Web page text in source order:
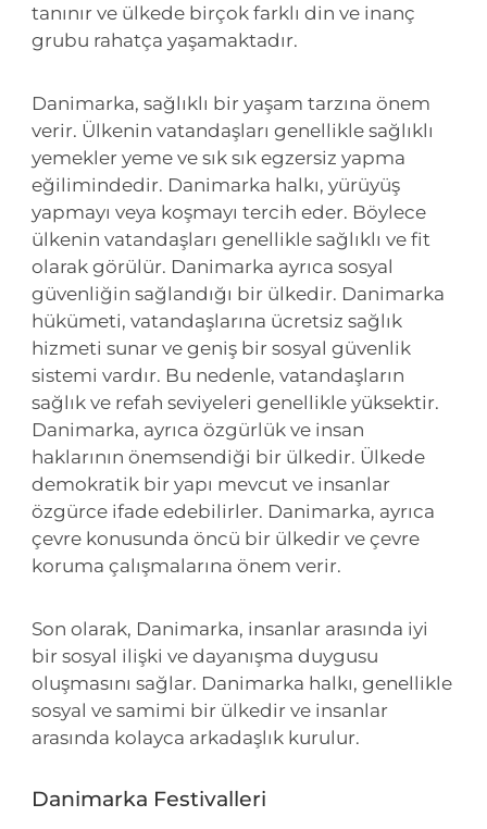
tanınır ve ülkede birçok farklı din ve inanç
grubu rahatça yaşamaktadır.
Danimarka, sağlıklı bir yaşam tarzına önem
verir. Ülkenin vatandaşları genellikle sağlıklı
yemekler yeme ve sık sık egzersiz yapma
eğilimindedir. Danimarka halkı, yürüyüş
yapmayı veya koşmayı tercih eder. Böylece
ülkenin vatandaşları genellikle sağlıklı ve fit
olarak görülür. Danimarka ayrıca sosyal
güvenliğin sağlandığı bir ülkedir. Danimarka
hükümeti, vatandaşlarına ücretsiz sağlık
hizmeti sunar ve geniş bir sosyal güvenlik
sistemi vardır. Bu nedenle, vatandaşların
sağlık ve refah seviyeleri genellikle yüksektir.
Danimarka, ayrıca özgürlük ve insan
haklarının önemsendiği bir ülkedir. Ülkede
demokratik bir yapı mevcut ve insanlar
özgürce ifade edebilirler. Danimarka, ayrıca
çevre konusunda öncü bir ülkedir ve çevre
koruma çalışmalarına önem verir.
Son olarak, Danimarka, insanlar arasında iyi
bir sosyal ilişki ve dayanışma duygusu
oluşmasını sağlar. Danimarka halkı, genellikle
sosyal ve samimi bir ülkedir ve insanlar
arasında kolayca arkadaşlık kurulur.
Danimarka Festivalleri